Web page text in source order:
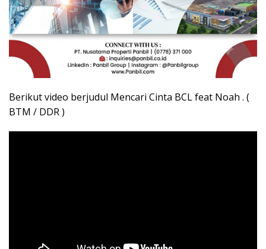
Berikut video berjudul Mencari Cinta BCL feat Noah . (
BTM / DDR )